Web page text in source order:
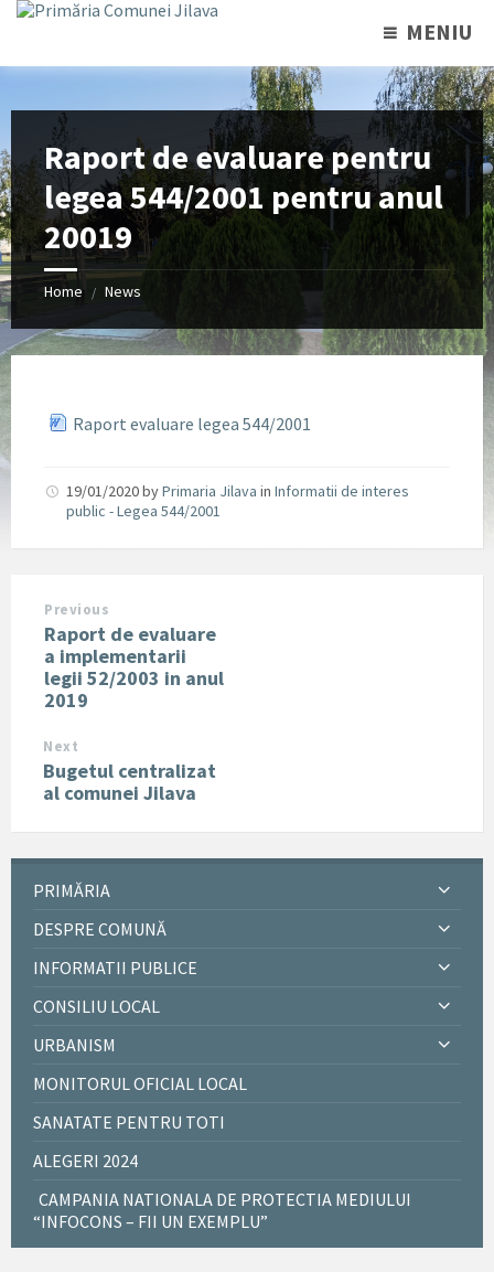
MENIU
Raport de evaluare pentru
legea 544/2001 pentru anul
20019
Home / News
Raport evaluare legea 544/2001
19/01/2020byPrimaria Jilava in Informatii de interes
public - Legea 544/2001
Previous
Raport de evaluare
a implementarii
legii 52/2003 in anul
2019
Next
Bugetul centralizat
al comunei Jilava
PRIMĂRIA
DESPRE COMUNĂ
INFORMATII PUBLICE
CONSILIU LOCAL
URBANISM
MONITORUL OFICIAL LOCAL
SANATATE PENTRU TOTI
ALEGERI 2024
CAMPANIA NATIONALA DE PROTECTIA MEDIULUI
“INFOCONS – FII UN EXEMPLU”